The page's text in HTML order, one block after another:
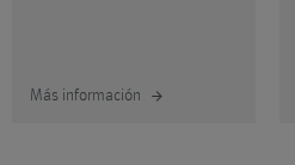
Aplicaciones
Nuestros servicios
Más información arrow_forward